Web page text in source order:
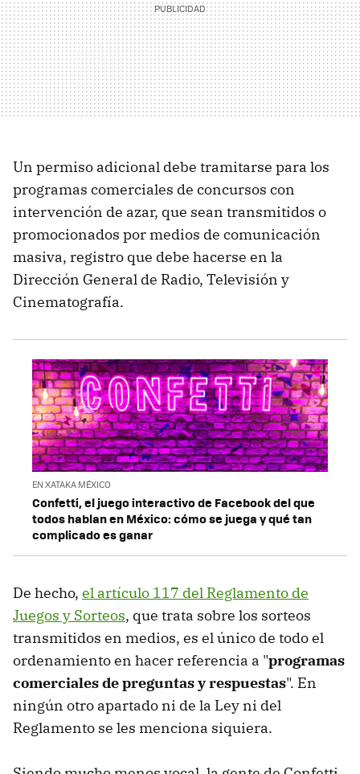
Un permiso adicional debe tramitarse para los
programas comerciales de concursos con
intervención de azar, que sean transmitidos o
promocionados por medios de comunicación
masiva, registro que debe hacerse en la
Dirección General de Radio, Televisión y
Cinematografía.
EN XATAKA MÉXICO
Confetti, el juego interactivo de Facebook del que
todos hablan en México: cómo se juega y qué tan
complicado es ganar
De hecho, el artículo 117 del Reglamento de
Juegos y Sorteos, que trata sobre los sorteos
transmitidos en medios, es el único de todo el
ordenamiento en hacer referencia a "programas
comerciales de preguntas y respuestas". En
ningún otro apartado ni de la Ley ni del
Reglamento se les menciona siquiera.